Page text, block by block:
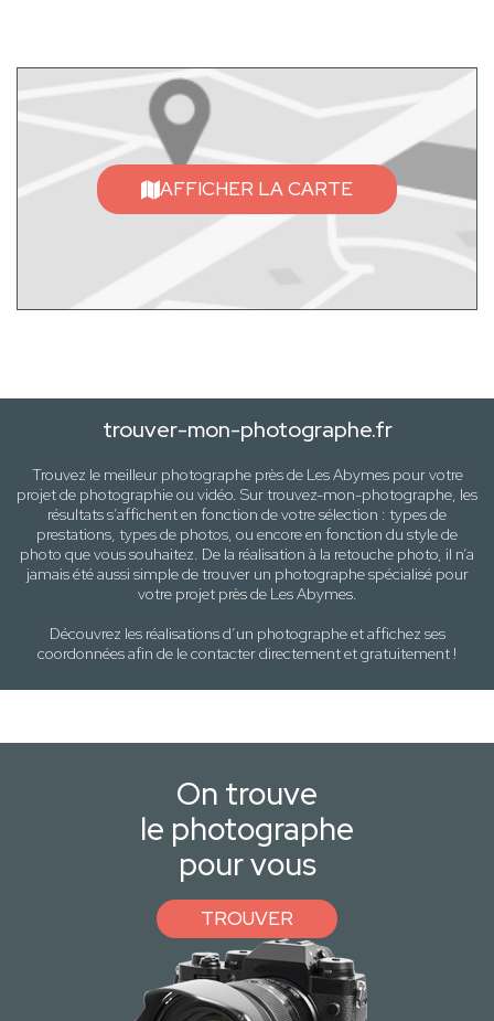
AFFICHER LA CARTE
trouver-mon-photographe.fr
Trouvez le meilleur photographe près de Les Abymespour votre
projet de photographie ou vidéo. Sur trouvez-mon-photographe, les
résultats s’affichent en fonction de votre sélection : types de
prestations, types de photos, ou encore en fonction du stylede
photo que vous souhaitez. De la réalisation à la retouche photo, il n’a
jamais été aussi simple de trouver un photographe spécialisé pour
votre projet près de Les Abymes.
Découvrez les réalisations d’un photographe et affichez ses
coordonnées afin de le contacter directement et gratuitement !
On trouve
le photographe
pour vous
TROUVER